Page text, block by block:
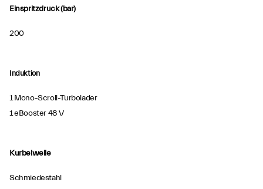
Einspritzdruck (bar)
200
Induktion
1 Mono-Scroll-Turbolader
1 eBooster 48 V
Kurbelwelle
Schmiedestahl